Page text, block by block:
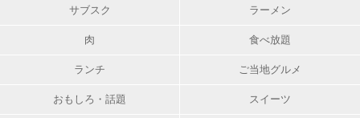
サブスク ラーメン
肉 食べ放題
ランチ ご当地グルメ
おもしろ・話題 スイーツ